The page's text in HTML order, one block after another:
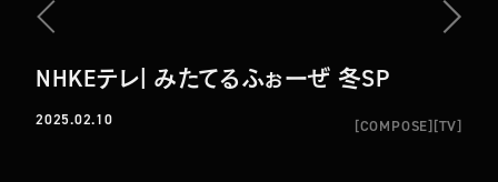
NHKEテレ| みたてるふぉーぜ 冬SP
2025.02.10 [COMPOSE][TV]